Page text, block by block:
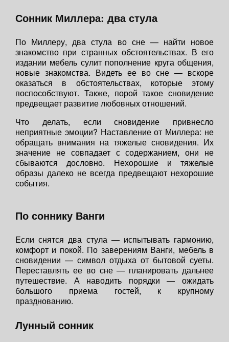
Сонник Миллера: два стула
По Миллеру, два стула во сне — найти новое
знакомство при странных обстоятельствах. В его
издании мебель сулит пополнение круга общения,
новые знакомства. Видеть ее во сне — вскоре
оказаться в обстоятельствах, которые этому
поспособствуют. Также, порой такое сновидение
предвещает развитие любовных отношений.
Что делать, если сновидение привнесло
неприятные эмоции? Наставление от Миллера: не
обращать внимания на тяжелые сновидения. Их
значение не совпадает с содержанием, они не
сбываются дословно. Нехорошие и тяжелые
образы далеко не всегда предвещают нехорошие
события.
По соннику Ванги
Если снятся два стула — испытывать гармонию,
комфорт и покой. По заверениям Ванги, мебель в
сновидении — символ отдыха от бытовой суеты.
Переставлять ее во сне — планировать дальнее
путешествие. А наводить порядки — ожидать
большого приема гостей, к крупному
празднованию.
Лунный сонник